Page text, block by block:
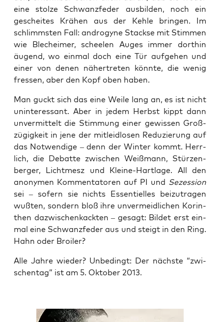
eine stol­ze Schwanz­fe­der aus­bil­den, noch ein
geschei­tes Krä­hen aus der Keh­le brin­gen. Im
schlimms­ten Fall: andro­gy­ne Stack­se mit Stim­men
wie Blech­ei­mer, schee­len Auges immer dort­hin
äugend, wo ein­mal doch eine Tür auf­ge­hen und
einer von denen näher­tre­ten könn­te, die wenig
fres­sen, aber den Kopf oben haben.
Man guckt sich das eine Wei­le lang an, es ist nicht
unin­ter­es­sant. Aber in jedem Herbst kippt dann
unver­mit­telt die Stim­mung einer gewis­sen Groß­
zü­gig­keit in jene der mit­leid­lo­sen Redu­zie­rung auf
das Not­wen­di­ge – denn der Win­ter kommt. Herr­
lich, die Debat­te zwi­schen Weiß­mann, Stür­zen­
ber­ger, Licht­mesz und Klei­ne-Hart­la­ge. All den
anony­men Kom­men­ta­to­ren auf PI und Sezes­si­on
sei – sofern sie nichts Essen­ti­el­les bei­zu­tra­gen
wuß­ten, son­dern bloß ihre unver­meid­li­chen Korin­
then dazwi­schen­kack­ten – gesagt: Bil­det erst ein­
mal eine Schwanz­fe­der aus und steigt in den Ring.
Hahn oder Broiler?
Alle Jah­re wie­der? Unbe­dingt: Der nächs­te “zwi­
schen­tag” ist am 5. Okto­ber 2013.